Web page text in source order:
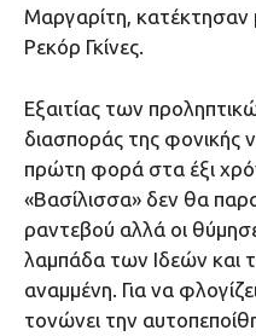
Μαργαρίτη, κατέκτησαν
Ρεκόρ Γκίνες.
Εξαιτίας των
διασποράς της φονικής
πρώτη φορά στα έξι
«Βασίλισσα» δεν θα
ραντεβού αλλά οι
λαμπάδα των Ιδεών και
αναμμένη. Για να
τονώνει την